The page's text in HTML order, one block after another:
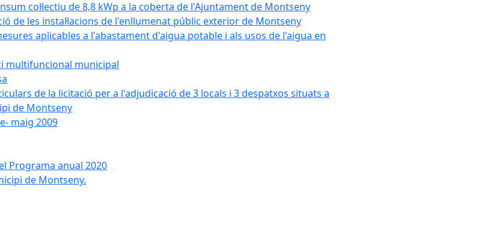
col·lectiu de 8,8 kWp a la coberta de l'Ajuntament de Montseny
de les instal·lacions de l'enllumenat públic exterior de Montseny
aplicables a l'abastament d'aigua potable i als usos de l'aigua en
multifuncional municipal
de la licitació per a l'adjudicació de 3 locals i 3 despatxos situats a
de Montseny
maig 2009
Programa anual 2020
de Montseny.